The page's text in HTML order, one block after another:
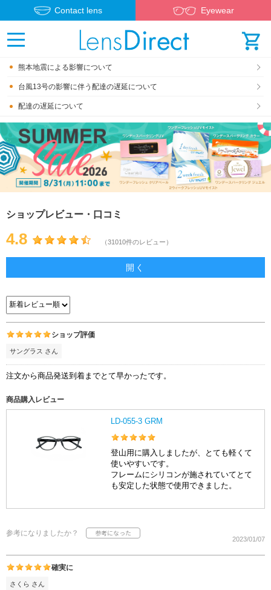
Contact lens Eyewear
熊本地震による影響について
台風13号の影響に伴う配達の遅延について
配達の遅延について
ショップレビュー・口コミ
4.8 （31010件のレビュー）
開く
ショップ評価
サングラス さん
注文から商品発送到着までとて早かったです。
商品購入レビュー
LD-055-3 GRM
登山用に購入しましたが、とても軽くて
使いやすいです。
フレームにシリコンが施されていてとて
も安定した状態で使用できました。
参考になりましたか？
2023/01/07
確実に
さくら さん